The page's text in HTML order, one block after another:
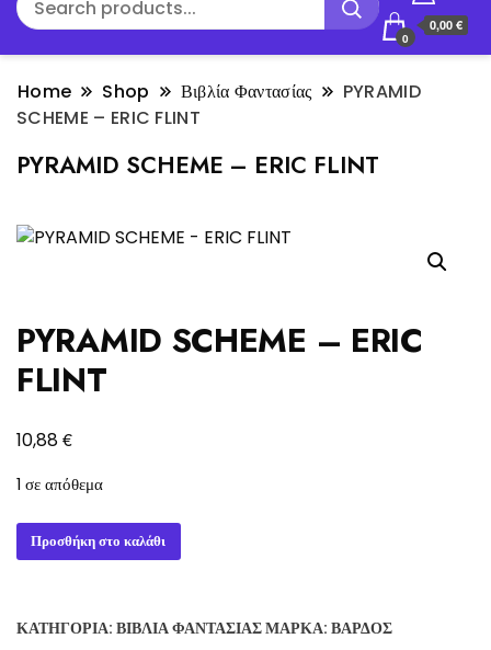
0
0,00 €
Home Shop Βιβλία Φαντασίας
PYRAMID
SCHEME – ERIC FLINT
PYRAMID SCHEME – ERIC FLINT
PYRAMID SCHEME – ERIC
FLINT
10,88€
1 σε απόθεμα
PYRAMID
SCHEME
FLINT
Προσθήκη στο καλάθι
ΚΑΤΗΓΟΡΊΑ: ΒΙΒΛΊΑ ΦΑΝΤΑΣΊΑΣΜΆΡΚΑ: ΒΆΡΔΟΣ